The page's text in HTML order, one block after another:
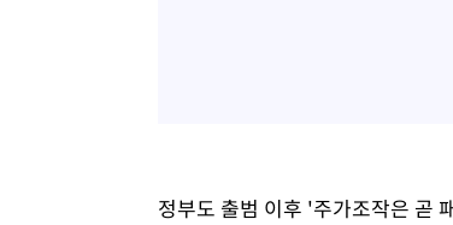
정부도 출범 이후 '주가조작은 곧